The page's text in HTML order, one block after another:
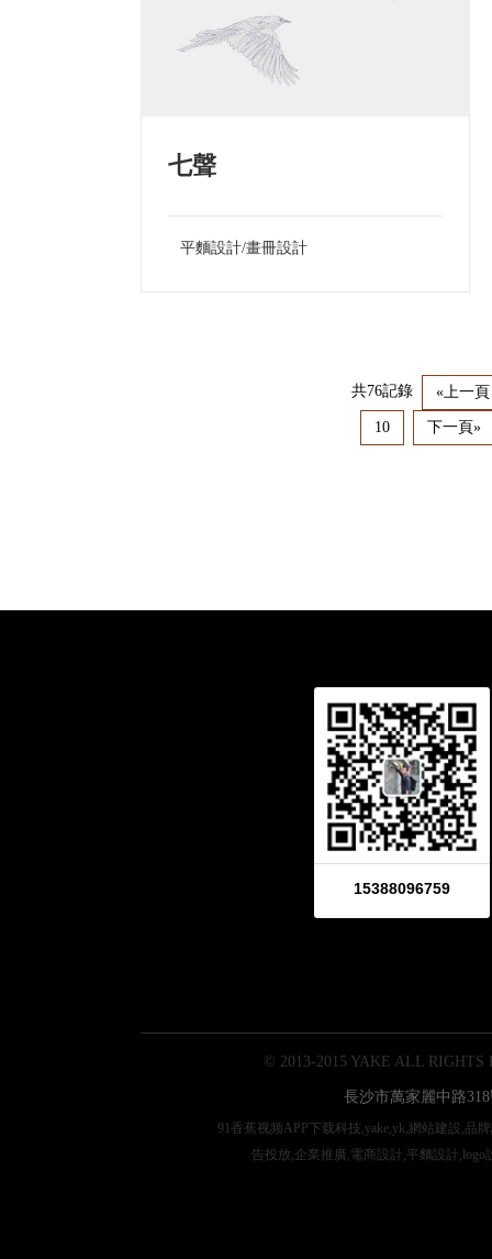
七聲
平麵設計/畫冊設計
共76記錄 «上一頁
10 下一頁»
15388096759
© 2013-2015 YAKE ALL RIGHTS
長沙市萬家麗中路
91香蕉视频APP下载科技,yake,yk,網站建設,品
告投放,企業推廣,電商設計,平麵設計